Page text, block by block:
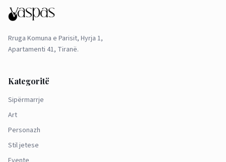
Rruga Komuna e Parisit, Hyrja 1,
Apartamenti 41, Tiranë.
Kategoritë
Sipërmarrje
Art
Personazh
Stil jetese